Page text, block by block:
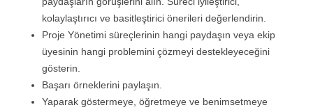
kolaylaştırıcı ve basitleştirici önerileri değerlendirin.
Proje Yönetimi süreçlerinin hangi paydaşın veya ekip
üyesinin hangi problemini çözmeyi destekleyeceğini
gösterin.
Başarı örneklerini paylaşın.
Yaparak göstermeye, öğretmeye ve benimsetmeye